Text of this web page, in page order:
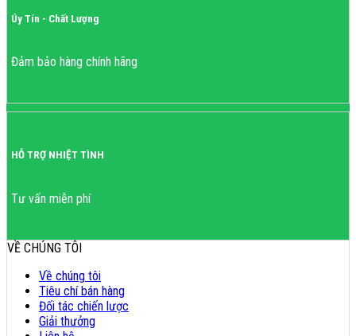
Úy Tín - Chất Lượng
Đảm bảo hàng chính hãng
HỖ TRỢ NHIỆT TÌNH
Tư vấn miễn phí
VỀ CHÚNG TÔI
Về chúng tôi
Tiêu chí bán hàng
Đối tác chiến lược
Giải thưởng